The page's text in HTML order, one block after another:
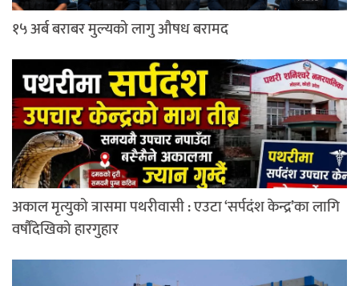
१५ अर्ब बराबर मुल्यको लागु औषध बरामद
अकाल मृत्युको त्रासमा पथरीवासी : एउटा ‘सर्पदंश केन्द्र’का लागि
वर्षौंदेखिको हारगुहार